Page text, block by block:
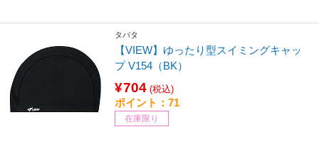
タバタ
【VIEW】ゆったり型スイミングキャッ
プ V154（BK）
¥704 (税込)
ポイント：71
在庫限り